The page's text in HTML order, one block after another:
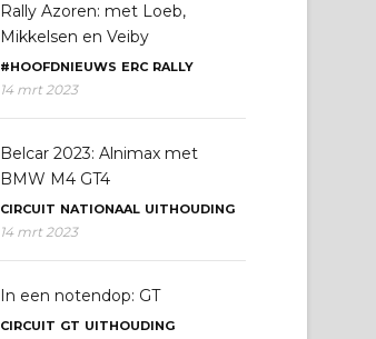
Rally Azoren: met Loeb,
Mikkelsen en Veiby
#HOOFDNIEUWS ERC RALLY
14 mrt 2023
Belcar 2023: Alnimax met
BMW M4 GT4
CIRCUIT NATIONAAL UITHOUDING
14 mrt 2023
In een notendop: GT
CIRCUIT GT UITHOUDING